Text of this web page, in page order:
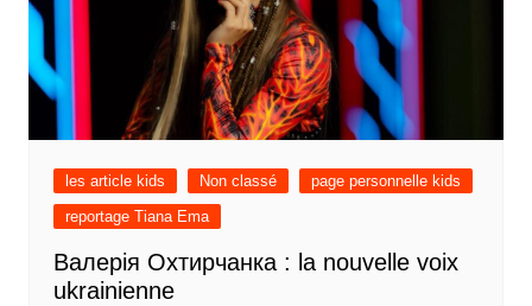
les article kids Non classé
page personnelle kids
reportage Tiana Ema
Валерія Охтирчанка : la nouvelle voix
ukrainienne